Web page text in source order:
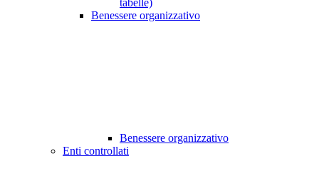
tabelle)
Benessere organizzativo
Benessere organizzativo
Enti controllati